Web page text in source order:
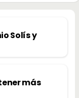
Solís y
más